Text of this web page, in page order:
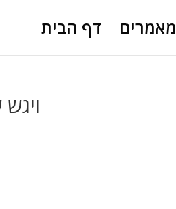
דף הבית מאמרים
ויגש שיחה 4 –